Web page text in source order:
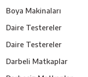
Boya Makinaları
Daire Testereler
Daire Testereler
Darbeli Matkaplar